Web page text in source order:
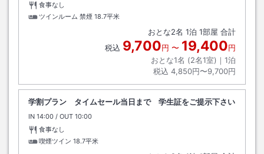
食事なし
ツインルーム 禁煙 18.7平米
おとな2名 1泊 1部屋 合計
税込 9,700円 〜 19,400円
おとな1名 (2名1室)｜ 1泊
税込 4,850円〜9,700円
学割プラン タイムセール当日まで 学生証をご提示下さい
IN チェックイン
14:00 / OUT チェックアウト
10:00
食事なし
喫煙ツイン 18.7平米